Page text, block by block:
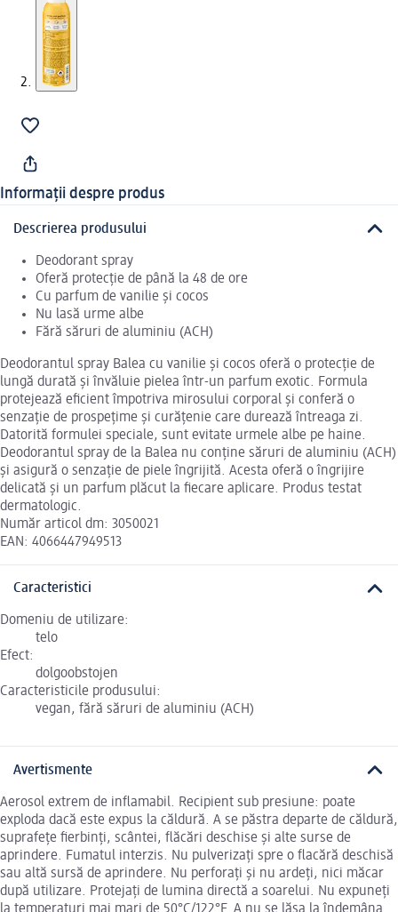
Informații despre produs
Descrierea produsului
Deodorant spray
Oferă protecție de până la 48 de ore
Cu parfum de vanilie și cocos
Nu lasă urme albe
Fără săruri de aluminiu (ACH)
Deodorantul spray Balea cu vanilie și cocos oferă o protecție de
lungă durată și învăluie pielea într-un parfum exotic. Formula
protejează eficient împotriva mirosului corporal și conferă o
senzație de prospețime și curățenie care durează întreaga zi.
Datorită formulei speciale, sunt evitate urmele albe pe haine.
Deodorantul spray de la Balea nu conține săruri de aluminiu (ACH)
și asigură o senzație de piele îngrijită. Acesta oferă o îngrijire
delicată și un parfum plăcut la fiecare aplicare. Produs testat
dermatologic.
Număr articol dm: 3050021
EAN: 4066447949513
Caracteristici
Domeniu de utilizare:
telo
Efect:
dolgoobstojen
Caracteristicile produsului:
vegan, fără săruri de aluminiu (ACH)
Avertismente
Aerosol extrem de inflamabil. Recipient sub presiune: poate
exploda dacă este expus la căldură. A se păstra departe de căldură,
suprafețe fierbinți, scântei, flăcări deschise și alte surse de
aprindere. Fumatul interzis. Nu pulverizați spre o flacără deschisă
sau altă sursă de aprindere. Nu perforați și nu ardeți, nici măcar
după utilizare. Protejați de lumina directă a soarelui. Nu expuneți
la temperaturi mai mari de 50°C/122°F. A nu se lăsa la îndemâna